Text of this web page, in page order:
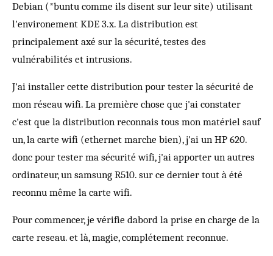
Debian (*buntu comme ils disent sur leur site) utilisant
l'environement KDE 3.x. La distribution est
principalement axé sur la sécurité, testes des
vulnérabilités et intrusions.
J'ai installer cette distribution pour tester la sécurité de
mon réseau wifi. La première chose que j'ai constater
c'est que la distribution reconnais tous mon matériel sauf
un, la carte wifi (ethernet marche bien), j'ai un HP 620.
donc pour tester ma sécurité wifi, j'ai apporter un autres
ordinateur, un samsung R510. sur ce dernier tout à été
reconnu même la carte wifi.
Pour commencer, je vérifie dabord la prise en charge de la
carte reseau. et là, magie, complétement reconnue.